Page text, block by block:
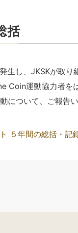
括
生し、JKSKが取り
Coin運動協力者を
について、ご報告い
５年間の総括・記